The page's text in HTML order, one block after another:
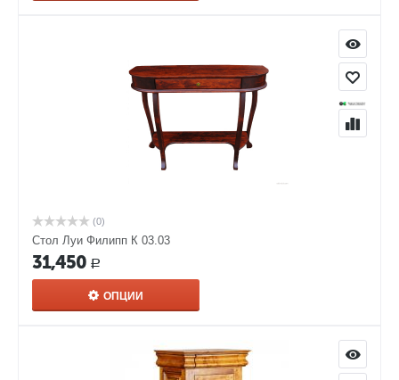
(0)
Стол Луи Филипп К 03.03
31,450 Р
ОПЦИИ